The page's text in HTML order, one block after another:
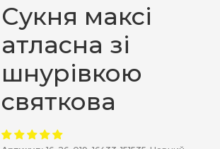
Сукня максі
атласна зі
шнурівкою
святкова